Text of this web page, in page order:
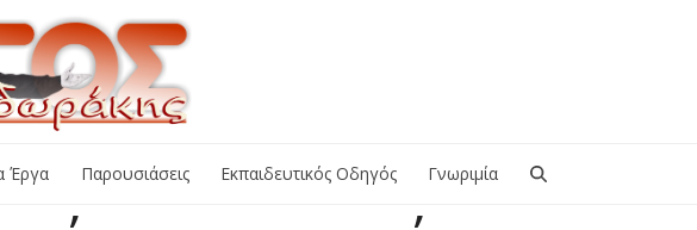
Έργα Παρουσιάσεις Εκπαιδευτικός Οδηγός Γνωριμία